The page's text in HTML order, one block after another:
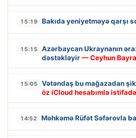
15:19 Bakıda yeniyetməyə qarşı
15:15
Azərbaycan Ukraynanın
dəstəkləyir— Ceyhun
15:05 Vətəndaş bu mağazadan
öz iCloud hesabımla
14:52 Məhkəmə Rüfət Səfərovla